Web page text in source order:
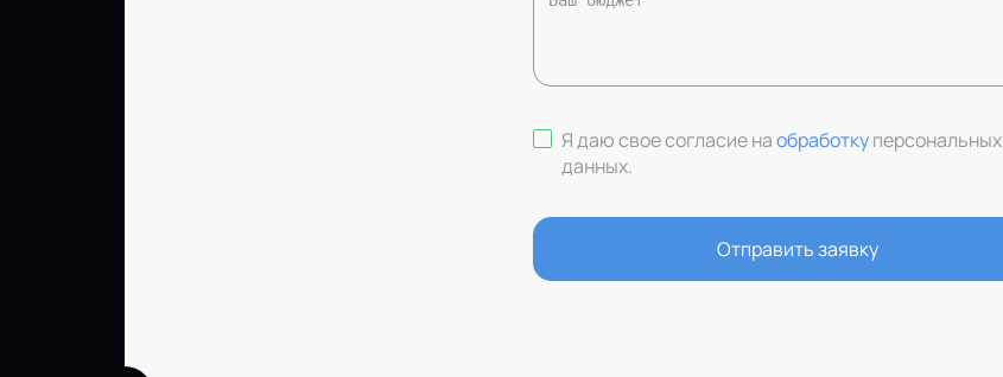
Я даю свое согласие наобработкуперсональных
данных.
Отправить заявку